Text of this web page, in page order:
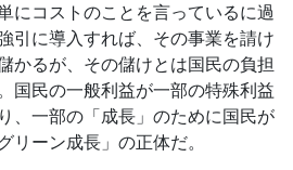
にコストのことを言っているに過
引に導入すれば、その事業を請け
かるが、その儲けとは国民の負担
国民の一般利益が一部の特殊利益
、一部の「成長」のために国民が
リーン成長」の正体だ。